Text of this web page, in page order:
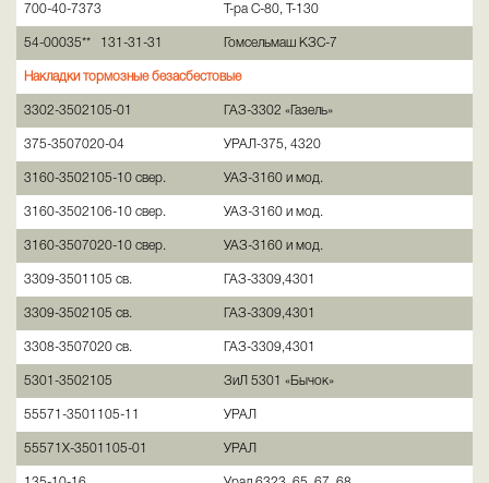
700-40-7373 Т-ра С-80, Т-130
54-00035** 131-31-31 Гомсельмаш КЗС-7
Накладки тормозные безасбестовые
3302-3502105-01 ГАЗ-3302 «Газель»
375-3507020-04 УРАЛ-375, 4320
3160-3502105-10 свер. УАЗ-3160 и мод.
3160-3502106-10 свер. УАЗ-3160 и мод.
3160-3507020-10 свер. УАЗ-3160 и мод.
3309-3501105 св. ГАЗ-3309,4301
3309-3502105 св. ГАЗ-3309,4301
3308-3507020 св. ГАЗ-3309,4301
5301-3502105 ЗиЛ 5301 «Бычок»
55571-3501105-11 УРАЛ
55571X-3501105-01 УРАЛ